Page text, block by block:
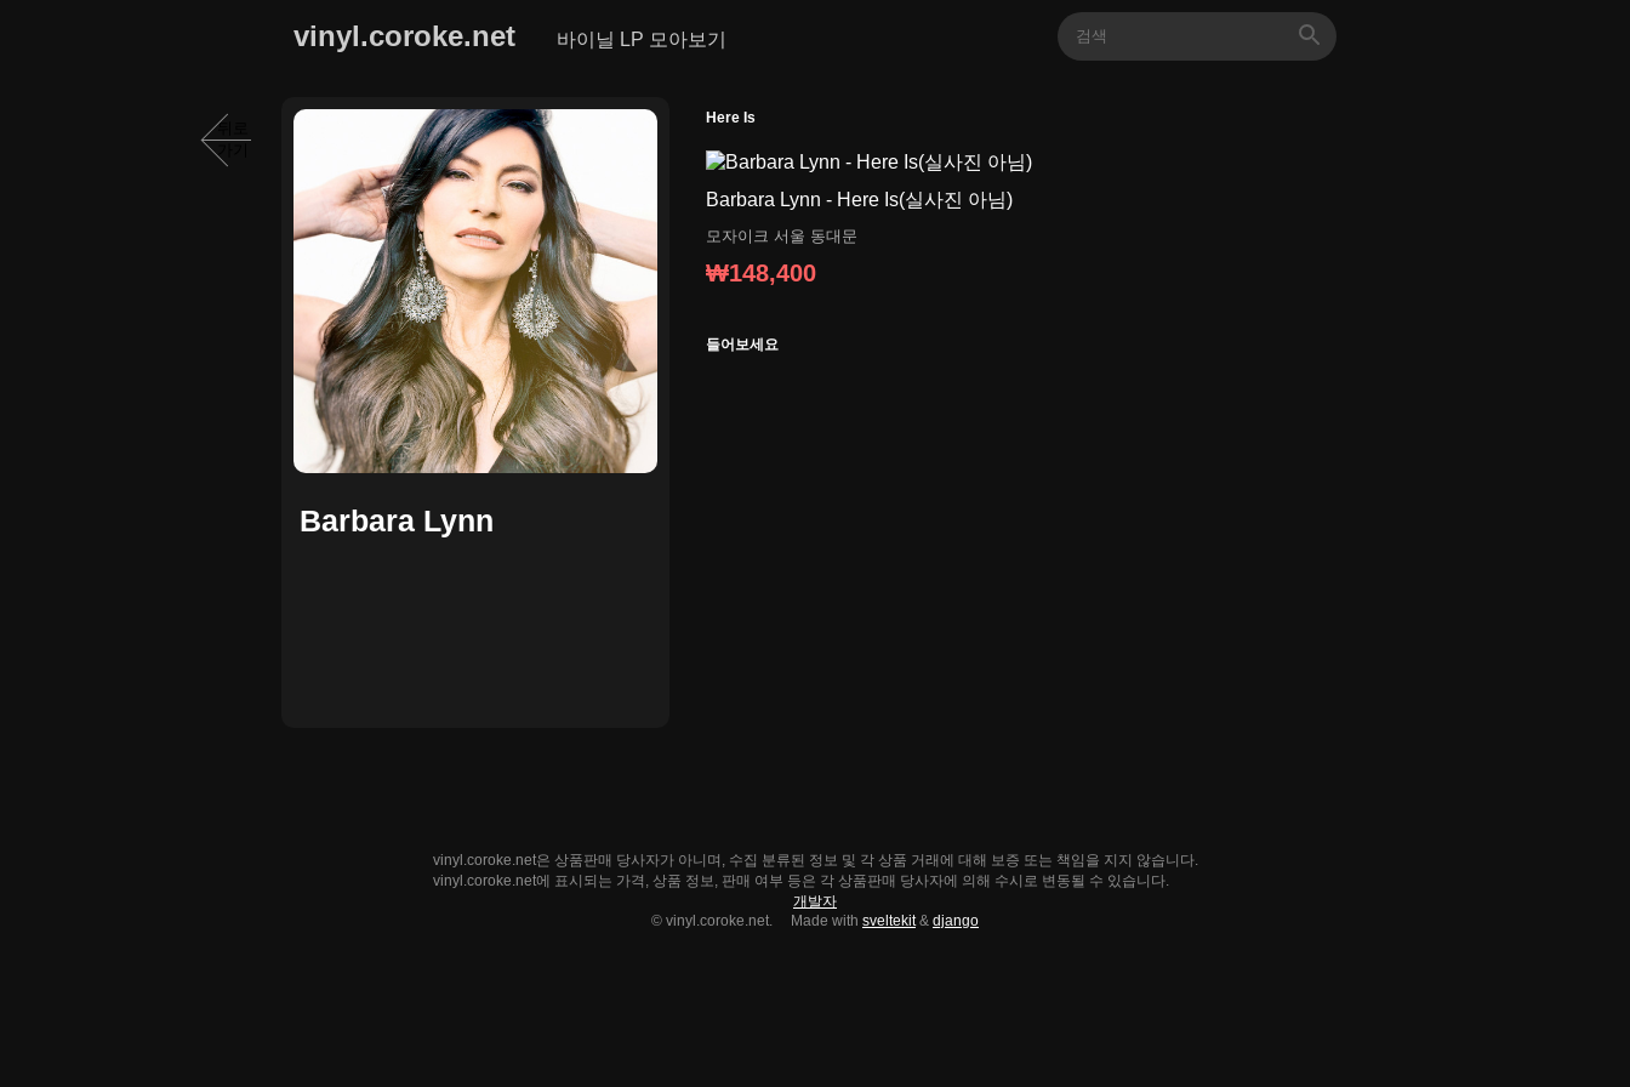
vinyl.coroke.net 바이닐 LP 모아보기
뒤로
Barbara Lynn
Here Is
Barbara Lynn - Here Is(실사진 아님)
모자이크 서울 동대문
₩148,400
들어보세요
vinyl.coroke.net은 상품판매 당사자가 아니며, 수집 분류된 정보 및 각 상품 거래에 대해 보증 또는 책임을 지지 않습니다.
vinyl.coroke.net에 표시되는 가격, 상품 정보, 판매 여부 등은 각 상품판매 당사자에 의해 수시로 변동될 수 있습니다.
개발자
© vinyl.coroke.net. Made with sveltekit& django